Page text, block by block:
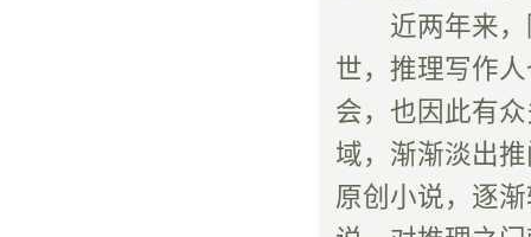
近两年来，
世，推理写作
会，也因此有
域，渐渐淡出
原创小说，逐